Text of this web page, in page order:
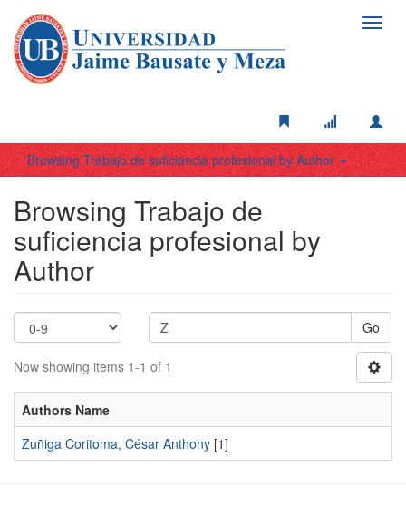
Browsing Trabajo de suficiencia profesional by Author
Browsing Trabajo de
suficiencia profesional by
Author
Go
Now showing items 1-1 of 1
Authors Name
Zuñiga Coritoma, César Anthony [1]